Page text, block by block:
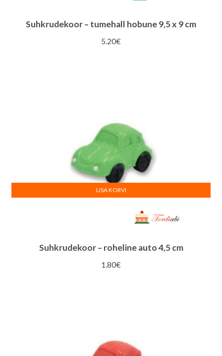
Suhkrudekoor – tumehall hobune 9,5 x 9 cm
5.20€
Suhkrudekoor – roheline auto 4,5 cm
1.80€
LISA KORVI